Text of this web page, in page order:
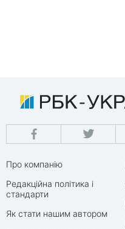
Про компанію
Редакційна політика і
стандарти
Як стати нашим автором